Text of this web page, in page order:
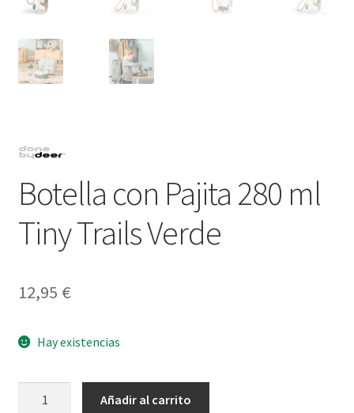
Botella con Pajita 280 ml
Tiny Trails Verde
12,95 €
Hay existencias
Añadir al carrito